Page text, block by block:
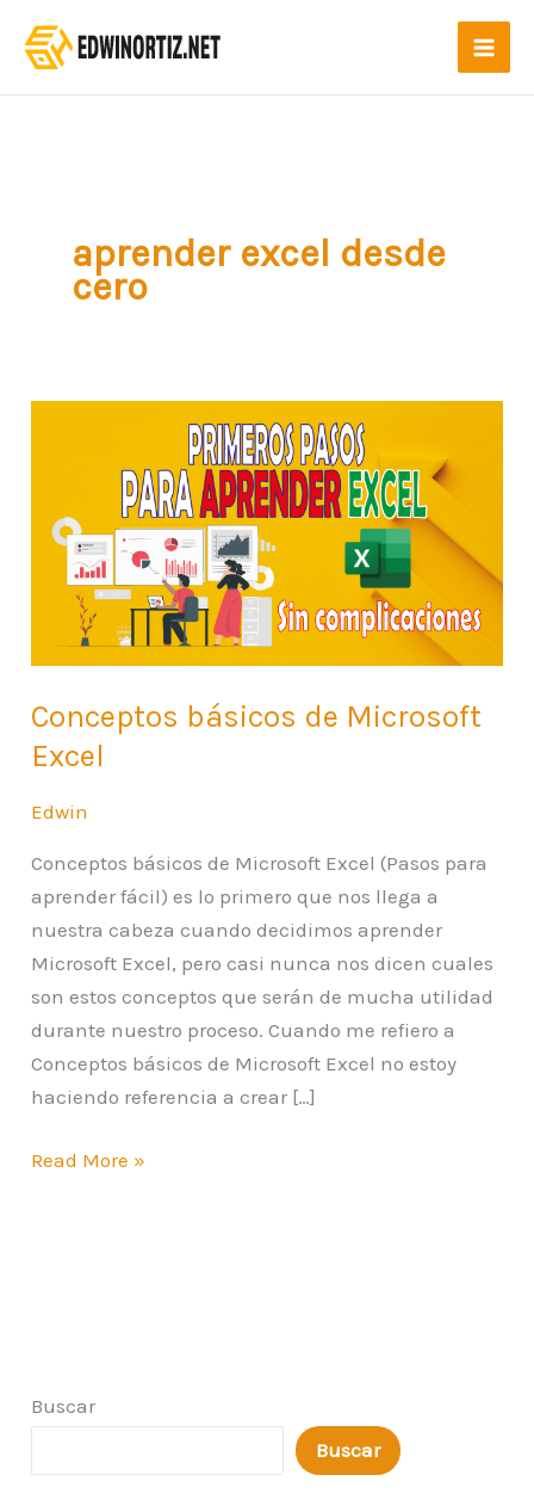
aprender excel desde
cero
Conceptos básicos de Microsoft
Excel
Edwin
Conceptos básicos de Microsoft Excel (Pasos para
aprender fácil) es lo primero que nos llega a
nuestra cabeza cuando decidimos aprender
Microsoft Excel, pero casi nunca nos dicen cuales
son estos conceptos que serán de mucha utilidad
durante nuestro proceso. Cuando me refiero a
Conceptos básicos de Microsoft Excel no estoy
haciendo referencia a crear […]
Microsoft
Excel
Read More »
Buscar
Buscar